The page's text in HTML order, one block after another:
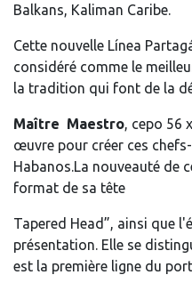
Balkans, Kaliman Caribe.
Cette nouvelle Línea
considéré comme le
la tradition qui font de la
Maître Maestro, cepo 56
œuvre pour créer ces
Habanos.La nouveauté de
format de sa tête
Tapered Head”, ainsi que
présentation. Elle se
est la première ligne du